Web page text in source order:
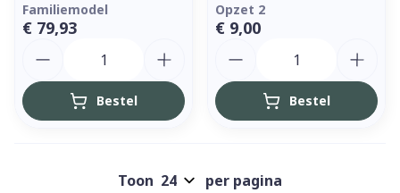
Familiemodel
€ 79,93
Bestel
Opzet 2
€ 9,00
Bestel
Toon per pagina